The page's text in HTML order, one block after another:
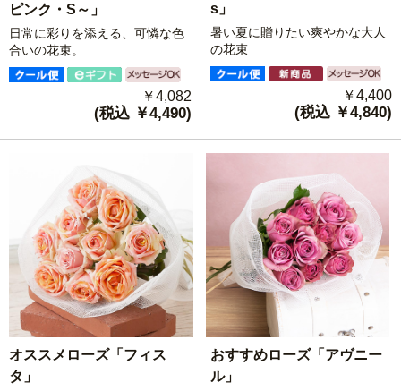
ピンク・S～」
日常に彩りを添える、可憐な色
合いの花束。
￥4,082
(税込 ￥4,490)
s」
暑い夏に贈りたい爽やかな大人
の花束
￥4,400
(税込 ￥4,840)
オススメローズ「フィス
タ」
おすすめローズ「アヴニー
ル」